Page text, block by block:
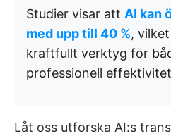
Studier visar att AI kan
med upp till 40 %,
kraftfullt verktyg för
professionell
Låt oss utforska AI:s